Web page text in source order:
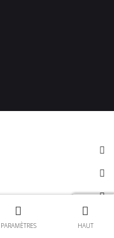
PARAMÈTRES HAUT
Contact